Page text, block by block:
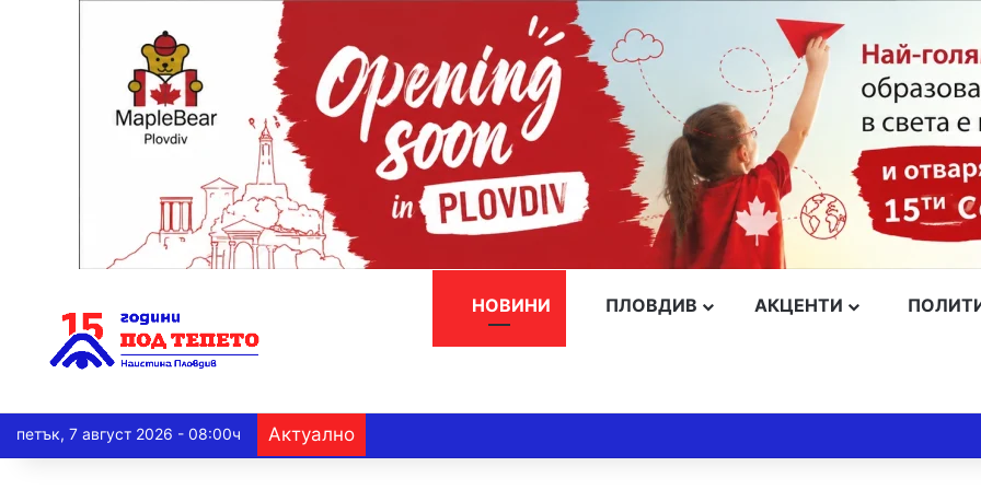
НОВИНИ ПЛОВДИВ АКЦЕНТИ
петък, 7 август 2026 - 08:00ч Актуално